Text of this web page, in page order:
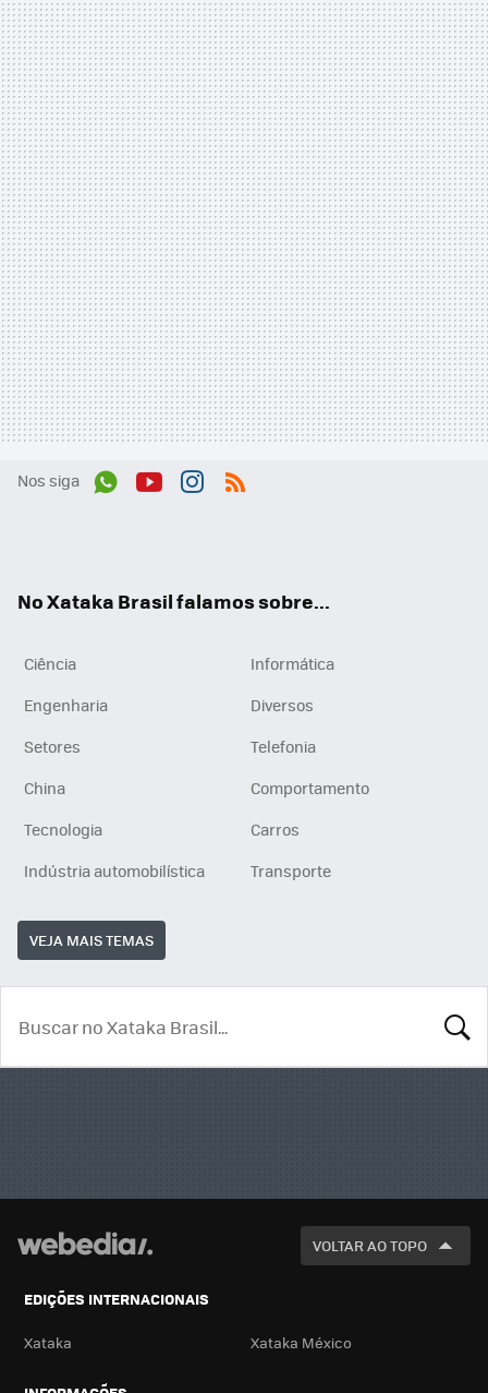
Nos siga
No Xataka Brasil falamos sobre...
Ciência
Informática
Engenharia
Diversos
Setores
Telefonia
China
Comportamento
Tecnologia
Carros
Indústria automobilística
Transporte
VEJA MAIS TEMAS
VOLTAR AO TOPO
EDIÇÕES INTERNACIONAIS
Xataka Xataka México